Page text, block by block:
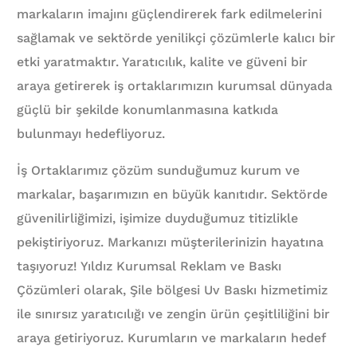
markaların imajını güçlendirerek fark edilmelerini
sağlamak ve sektörde yenilikçi çözümlerle kalıcı bir
etki yaratmaktır. Yaratıcılık, kalite ve güveni bir
araya getirerek iş ortaklarımızın kurumsal dünyada
güçlü bir şekilde konumlanmasına katkıda
bulunmayı hedefliyoruz.
İş Ortaklarımız çözüm sunduğumuz kurum ve
markalar, başarımızın en büyük kanıtıdır. Sektörde
güvenilirliğimizi, işimize duyduğumuz titizlikle
pekiştiriyoruz. Markanızı müşterilerinizin hayatına
taşıyoruz! Yıldız Kurumsal Reklam ve Baskı
Çözümleri olarak, Şile bölgesi Uv Baskı hizmetimiz
ile sınırsız yaratıcılığı ve zengin ürün çeşitliliğini bir
araya getiriyoruz. Kurumların ve markaların hedef